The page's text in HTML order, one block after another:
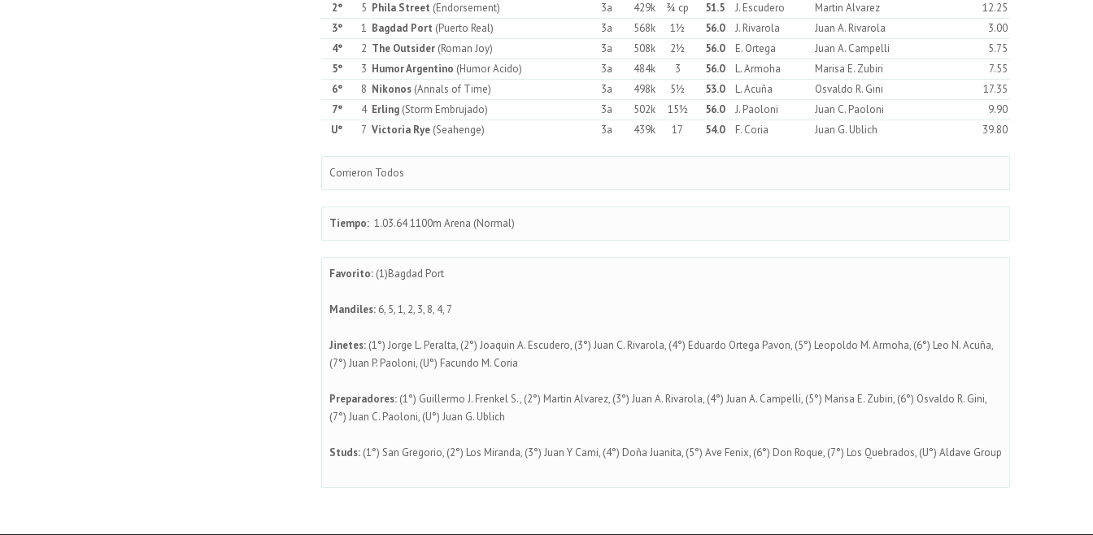
2°
5 Phila Street (Endorsement) 3a 429k ¾ cp 51.5 J. Escudero Martin Alvarez
12.25
3°
1 Bagdad Port (Puerto Real) 3a 568k 1½ 56.0 J. Rivarola Juan A. Rivarola
3.00
4°
2 The Outsider (Roman Joy) 3a 508k 2½ 56.0 E. Ortega Juan A. Campelli
5.75
5°
3 Humor Argentino (Humor Acido) 3a 484k 3 56.0 L. Armoha Marisa E. Zubiri
7.55
6°
8 Nikonos (Annals of Time) 3a 498k 5½ 53.0 L. Acuña Osvaldo R. Gini
17.35
7°
4 Erling (Storm Embrujado) 3a 502k 15½ 56.0 J. Paoloni Juan C. Paoloni
9.90
U°
7 Victoria Rye (Seahenge) 3a 439k 17 54.0 F. Coria Juan G. Ublich 39.80
Corrieron Todos
Tiempo:1.03.64 1100m Arena (Normal)
Favorito:(1)Bagdad Port
Mandiles:6, 5, 1, 2, 3, 8, 4, 7
Jinetes:(1°) Jorge L. Peralta, (2°) Joaquin A. Escudero, (3°) Juan C. Rivarola, (4°) Eduardo Ortega Pavon, (5°) Leopoldo M. Armoha, (6°) Leo N. Acuña,
(7°) Juan P. Paoloni, (U°) Facundo M. Coria
Preparadores:(1°) Guillermo J. Frenkel S., (2°) Martin Alvarez, (3°) Juan A. Rivarola, (4°) Juan A. Campelli, (5°) Marisa E. Zubiri, (6°) Osvaldo R. Gini,
(7°) Juan C. Paoloni, (U°) Juan G. Ublich
Studs:(1°) San Gregorio, (2°) Los Miranda, (3°) Juan Y Cami, (4°) Doña Juanita, (5°) Ave Fenix, (6°) Don Roque, (7°) Los Quebrados, (U°) Aldave Group